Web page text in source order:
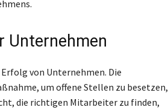
Unternehmen
von Unternehmen. Die
um offene Stellen zu besetzen,
die richtigen Mitarbeiter zu finden,